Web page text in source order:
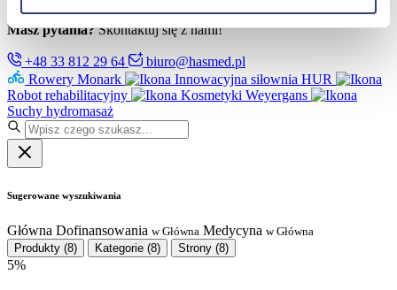
Masz pytania?Skontaktuj się z nami!
+48 33 812 29 64
biuro@hasmed.pl
Rowery Monark
Innowacyjna siłownia HUR
Robot rehabilitacyjny
Kosmetyki Weyergans
Suchy hydromasaż
Sugerowane wyszukiwania
Główna Dofinansowania w Główna Medycyna w Główna
Produkty (8) Kategorie (8) Strony (8)
5%